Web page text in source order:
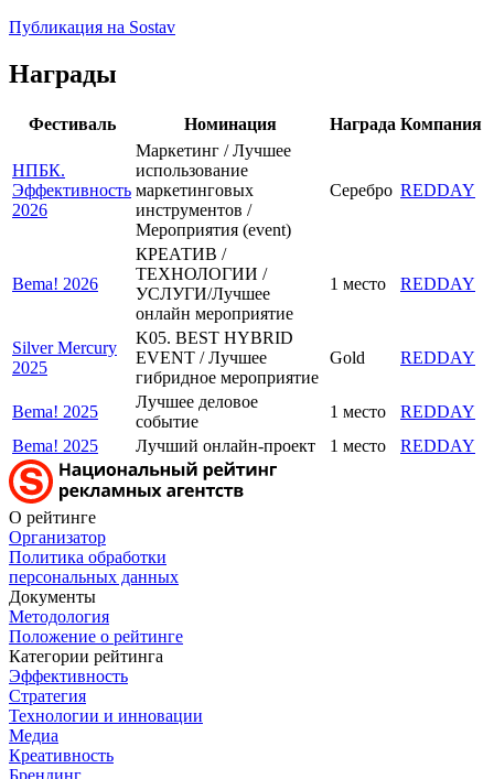
Публикация на Sostav
Награды
Фестиваль Номинация Награда Компания
НПБК.
Эффективность
2026
Маркетинг / Лучшее
использование
маркетинговых
инструментов /
Мероприятия (event)
Серебро REDDAY
Bema! 2026
КРЕАТИВ /
ТЕХНОЛОГИИ /
УСЛУГИ/Лучшее
онлайн мероприятие
1 место REDDAY
Silver Mercury
2025
K05. BEST HYBRID
EVENT / Лучшее
гибридное мероприятие
Gold REDDAY
Bema! 2025
Лучшее деловое
событие
1 место
REDDAY
Bema! 2025
Лучший онлайн-проект 1 место REDDAY
О рейтинге
Организатор
Политика обработки
персональных данных
Документы
Методология
Положение о рейтинге
Категории рейтинга
Эффективность
Стратегия
Технологии и инновации
Медиа
Креативность
Брендинг